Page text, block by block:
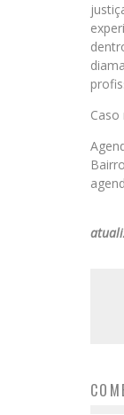
Caso